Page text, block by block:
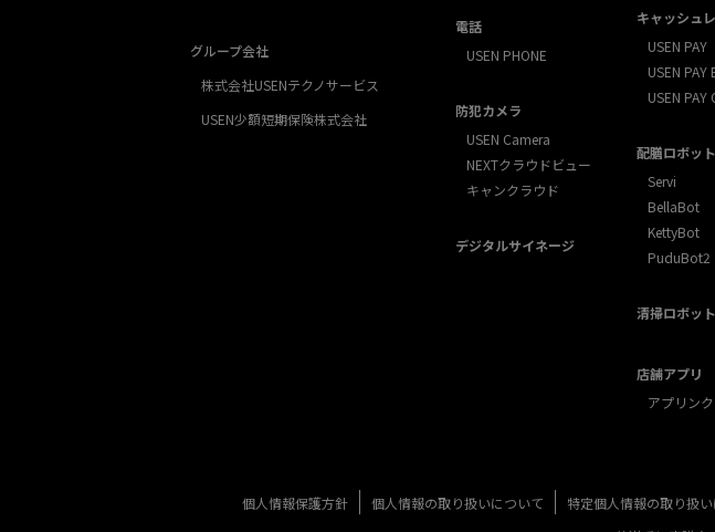
グループ会社
株式会社USENテクノサービス
USEN少額短期保険株式会社
電話
USEN PHONE
防犯カメラ
USEN Camera
NEXTクラウドビュー
キャンクラウド
デジタルサイネージ
キャッシュ
USEN PAY
USEN PAY
USEN PAY
配膳ロボット
Servi
BellaBot
KettyBot
PuduBot2
清掃ロボット
店舗アプリ
アプリンク
個人情報保護方針 個人情報の取り扱いについて 特定個人情報の取り扱